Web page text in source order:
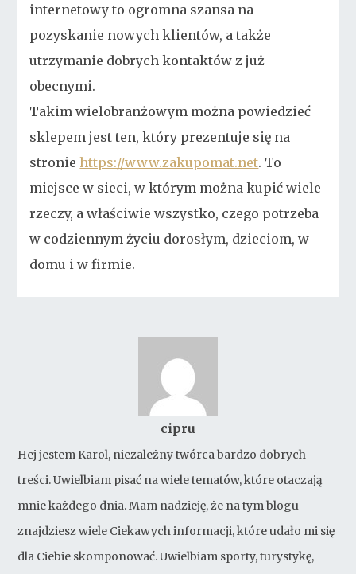
internetowy to ogromna szansa na
pozyskanie nowych klientów, a także
utrzymanie dobrych kontaktów z już
obecnymi.
Takim wielobranżowym można powiedzieć
sklepem jest ten, który prezentuje się na
stroniehttps://www.zakupomat.net. To
miejsce w sieci, w którym można kupić wiele
rzeczy, a właściwie wszystko, czego potrzeba
w codziennym życiu dorosłym, dzieciom, w
domu i w firmie.
cipru
Hej jestem Karol, niezależny twórca bardzo dobrych
treści. Uwielbiam pisać na wiele tematów, które otaczają
mnie każdego dnia. Mam nadzieję, że na tym blogu
znajdziesz wiele Ciekawych informacji, które udało mi się
dla Ciebie skomponować. Uwielbiam sporty, turystykę,